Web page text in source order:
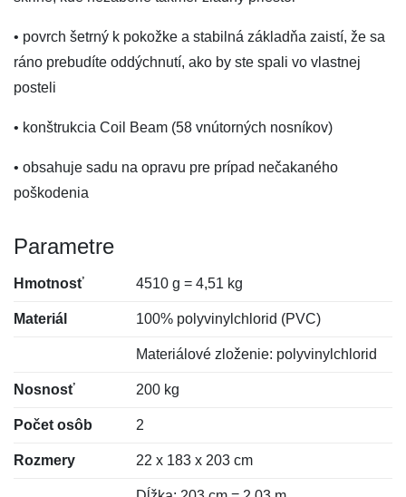
• povrch šetrný k pokožke a stabilná základňa zaistí, že sa
ráno prebudíte oddýchnutí, ako by ste spali vo vlastnej
posteli
• konštrukcia Coil Beam (58 vnútorných nosníkov)
• obsahuje sadu na opravu pre prípad nečakaného
poškodenia
Parametre
Hmotnosť 4510 g = 4,51 kg
Materiál 100% polyvinylchlorid (PVC)
Materiálové zloženie: polyvinylchlorid
Nosnosť 200 kg
Počet osôb 2
Rozmery 22 x 183 x 203 cm